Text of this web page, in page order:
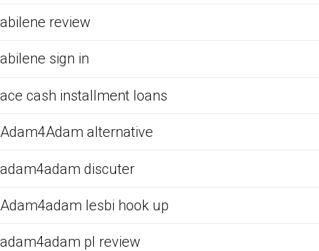
abilene review
abilene sign in
ace cash installment loans
Adam4Adam alternative
adam4adam discuter
Adam4adam lesbi hook up
adam4adam pl review